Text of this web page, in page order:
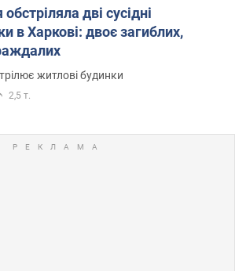
дві сусідні
в Харкові: двоє загиблих,
житлові будинки
2,5 т.